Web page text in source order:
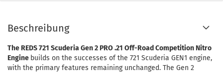
Beschreibung
The REDS 721 Scuderia Gen 2 PRO .21 Off-Road Competition Nitro
Engine builds on the successes of the 721 Scuderia GEN1 engine,
with the primary features remaining unchanged. The Gen 2